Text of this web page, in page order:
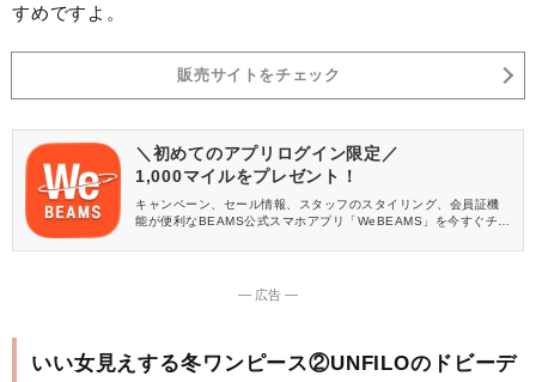
すめですよ。
販売サイトをチェック
＼初めてのアプリログイン限定／
1,000マイルをプレゼント！
キャンペーン、セール情報、スタッフのスタイリング、会員証機
能が便利なBEAMS公式スマホアプリ「WeBEAMS」を今すぐチェ
― 広告 ―
いい女見えする冬ワンピース②UNFILOのドビーデ